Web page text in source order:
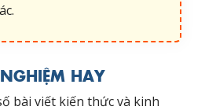
HAY
bài viết kiến thức và kinh